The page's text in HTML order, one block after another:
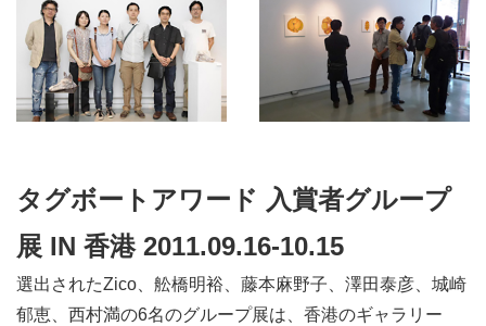
タグボートアワード 入賞者グループ
展 IN 香港 2011.09.16-10.15
選出されたZico、舩橋明裕、藤本麻野子、澤田泰彦、城崎
郁恵、西村満の6名のグループ展は、香港のギャラリー